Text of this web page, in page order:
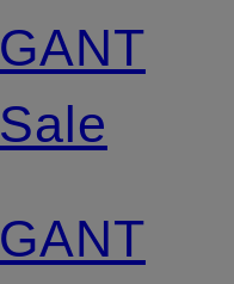
GANT
Sale
GANT